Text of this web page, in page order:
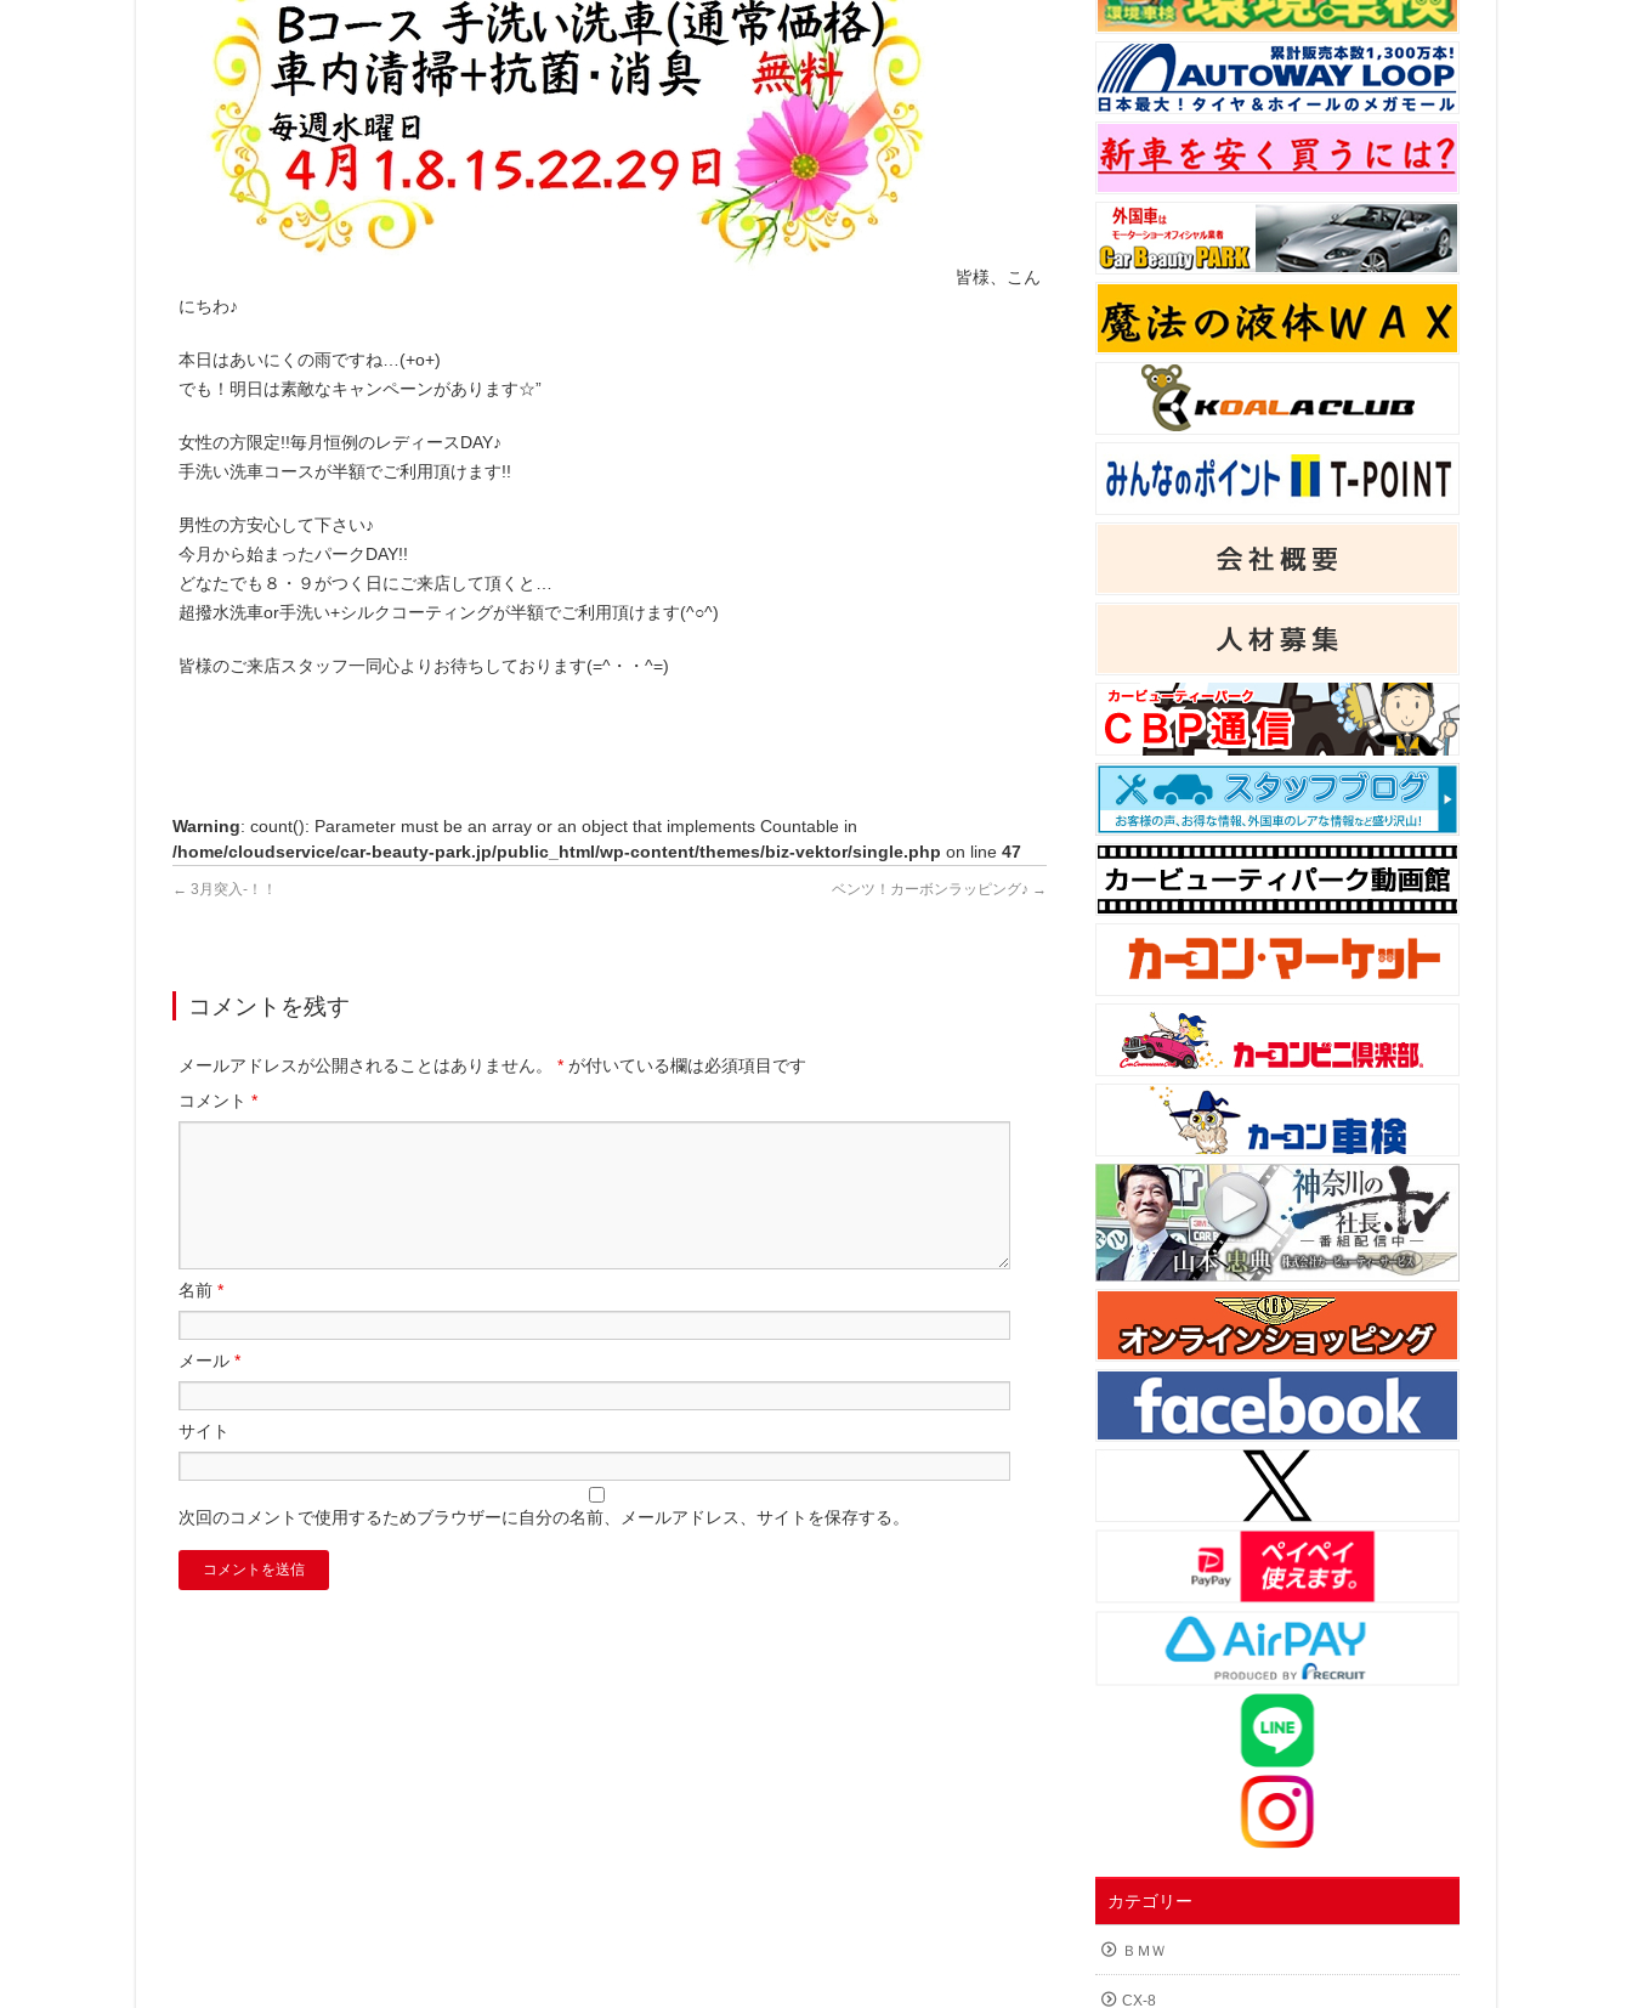
皆様、こん
にちわ♪
本日はあいにくの雨ですね…(+o+)
でも！明日は素敵なキャンペーンがあります☆”
女性の方限定!!毎月恒例のレディースDAY♪
手洗い洗車コースが半額でご利用頂けます!!
男性の方安心して下さい♪
今月から始まったパークDAY!!
どなたでも８・９がつく日にご来店して頂くと…
超撥水洗車or手洗い+シルクコーティングが半額でご利用頂けます(^○^)
皆様のご来店スタッフ一同心よりお待ちしております(=^・・^=)
Warning: count(): Parameter must be an array or an object that implements Countable in
/home/cloudservice/car-beauty-park.jp/public_html/wp-content/themes/biz-vektor/single.php on line 47
← 3月突入-！！ ベンツ！カーボンラッピング♪ →
コメントを残す
メールアドレスが公開されることはありません。 * が付いている欄は必須項目です
コメント *
名前 *
メール *
サイト
次回のコメントで使用するためブラウザーに自分の名前、メールアドレス、サイトを保存する。
カテゴリー
ＢＭＷ
CX-8